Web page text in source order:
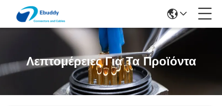
Λεπτομέρειες Για Τα Προϊόντα